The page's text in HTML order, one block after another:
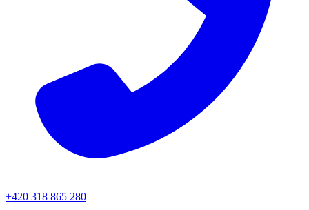
+420 318 865 280